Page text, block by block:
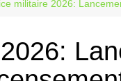
militaire 2026: